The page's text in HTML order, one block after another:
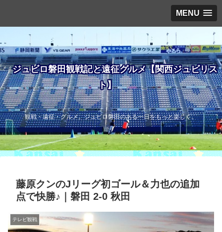
MENU
ジュビロ磐田観戦記と遠征グルメ【関西ジュビリス
ト】
観戦・遠征・グルメ。ジュビロ磐田のある一日をもっと楽しく。
藤原クンのJリーグ初ゴール＆力也の追加
点で快勝♪｜磐田 2-0 秋田
テレビ観戦